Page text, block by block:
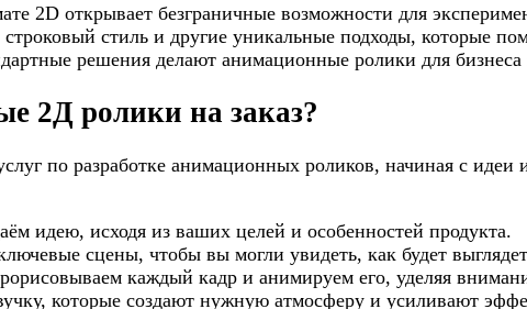
2D открывает безграничные возможности для
стиль и другие уникальные подходы, которые
решения делают анимационные ролики для
2Д ролики на заказ?
по разработке анимационных роликов, начиная с
идею, исходя из ваших целей и особенностей продукта.
сцены, чтобы вы могли увидеть, как будет
каждый кадр и анимируем его, уделяя
которые создают нужную атмосферу и усиливают